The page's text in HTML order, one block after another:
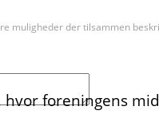
muligheder der tilsammen
hvor foreningens